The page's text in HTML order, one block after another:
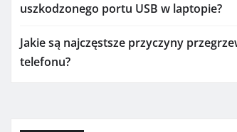
uszkodzonego portu USB w laptopie?
Jakie są najczęstsze przyczyny
telefonu?